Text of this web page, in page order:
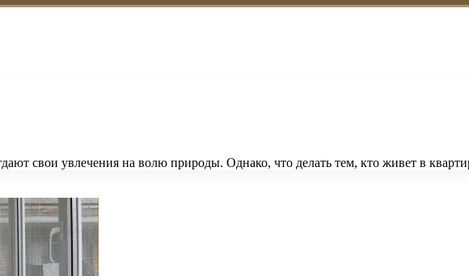
свои увлечения на волю природы. Однако, что делать тем, кто живет в